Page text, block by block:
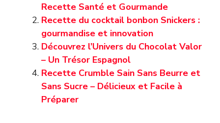
Recette Santé et Gourmande
Recette du cocktail bonbon Snickers :
gourmandise et innovation
Découvrez l’Univers du Chocolat Valor
– Un Trésor Espagnol
Recette Crumble Sain Sans Beurre et
Sans Sucre – Délicieux et Facile à
Préparer